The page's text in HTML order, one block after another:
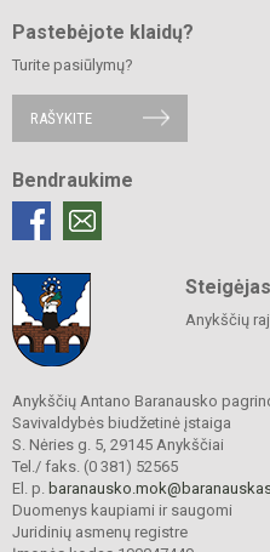
Pastebėjote klaidų?
Turite pasiūlymų?
RAŠYKITE
Bendraukime
Steigėjas
Anykščių
Anykščių Antano Baranausko
Savivaldybės biudžetinė įstaiga
S. Nėries g. 5, 29145 Anykščiai
Tel./ faks. (0 381) 52565
El. p.
Duomenys kaupiami ir saugomi
Juridinių asmenų registre